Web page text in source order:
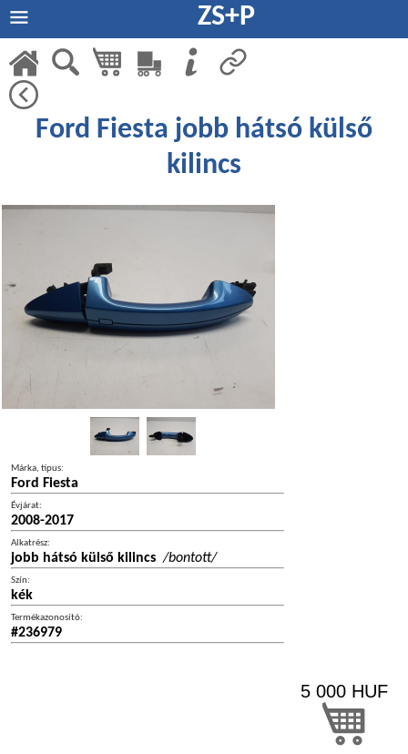
ZS+P
Ford Fiesta jobb hátsó külső
kilincs
Márka, típus:
Ford Fiesta
Évjárat:
2008-2017
Alkatrész:
jobb hátsó külső kilincs/bontott/
Szín:
kék
Termékazonosító:
#236979
5 000 HUF